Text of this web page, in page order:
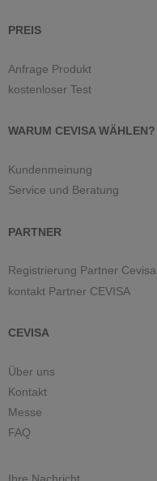
PREIS
Anfrage Produkt
kostenloser Test
WARUM CEVISA WÄHLEN?
Kundenmeinung
Service und Beratung
PARTNER
Registrierung Partner Cevisa
kontakt Partner CEVISA
CEVISA
Über uns
Kontakt
Messe
FAQ